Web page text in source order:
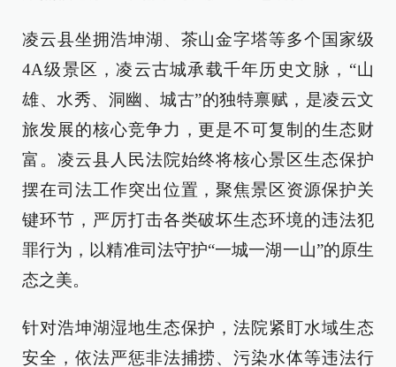
凌云县坐拥浩坤湖、茶山金字塔等多个国家级
4A级景区，凌云古城承载千年历史文脉，“山
雄、水秀、洞幽、城古”的独特禀赋，是凌云文
旅发展的核心竞争力，更是不可复制的生态财
富。凌云县人民法院始终将核心景区生态保护
摆在司法工作突出位置，聚焦景区资源保护关
键环节，严厉打击各类破坏生态环境的违法犯
罪行为，以精准司法守护“一城一湖一山”的原生
态之美。
针对浩坤湖湿地生态保护，法院紧盯水域生态
安全，依法严惩非法捕捞、污染水体等违法行